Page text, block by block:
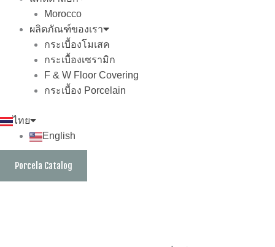
Morocco
ผลิตภัณฑ์ของเรา
กระเบื้องโมเสค
กระเบื้องเซรามิก
F & W Floor Covering
กระเบื้อง Porcelain
ไทย
English
Porcela Catalog